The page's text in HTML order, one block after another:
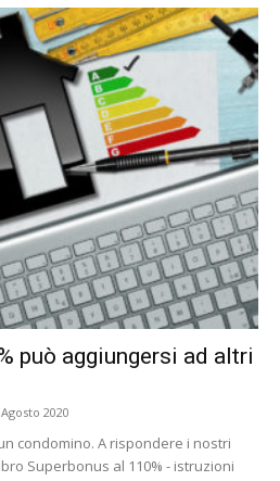
può aggiungersi ad altri
2020
condomino. A rispondere i nostri
Superbonus al 110% - istruzioni